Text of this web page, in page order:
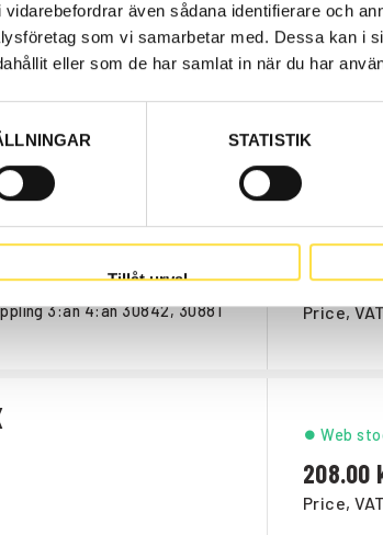
även sådana identifierare och
som vi samarbetar med. Dessa kan i
eller som de har samlat in när du har
STATISTIK
Tillåt urval
Price,
126.00
Web
3:an 4:an 30842, 30881
Price,
118.00
Web
Price,
208.00
Web